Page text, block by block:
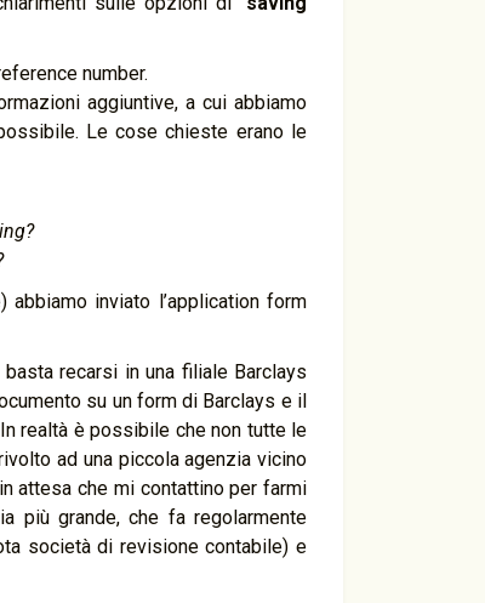
number.
aggiuntive, a cui abbiamo
Le cose chieste erano le
inviato l’application form
recarsi in una filiale Barclays
su un form di Barclays e il
realtà è possibile che non tutte le
ad una piccola agenzia vicino
attesa che mi contattino per farmi
più grande, che fa regolarmente
società di revisione contabile) e